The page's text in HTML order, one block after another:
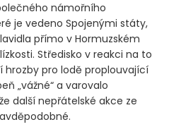
námořního
je vedeno Spojenými státy,
přímo v Hormuzském
Středisko v reakci na to
hrozby pro lodě proplouvající
„vážné“ a varovalo
další nepřátelské akce ze